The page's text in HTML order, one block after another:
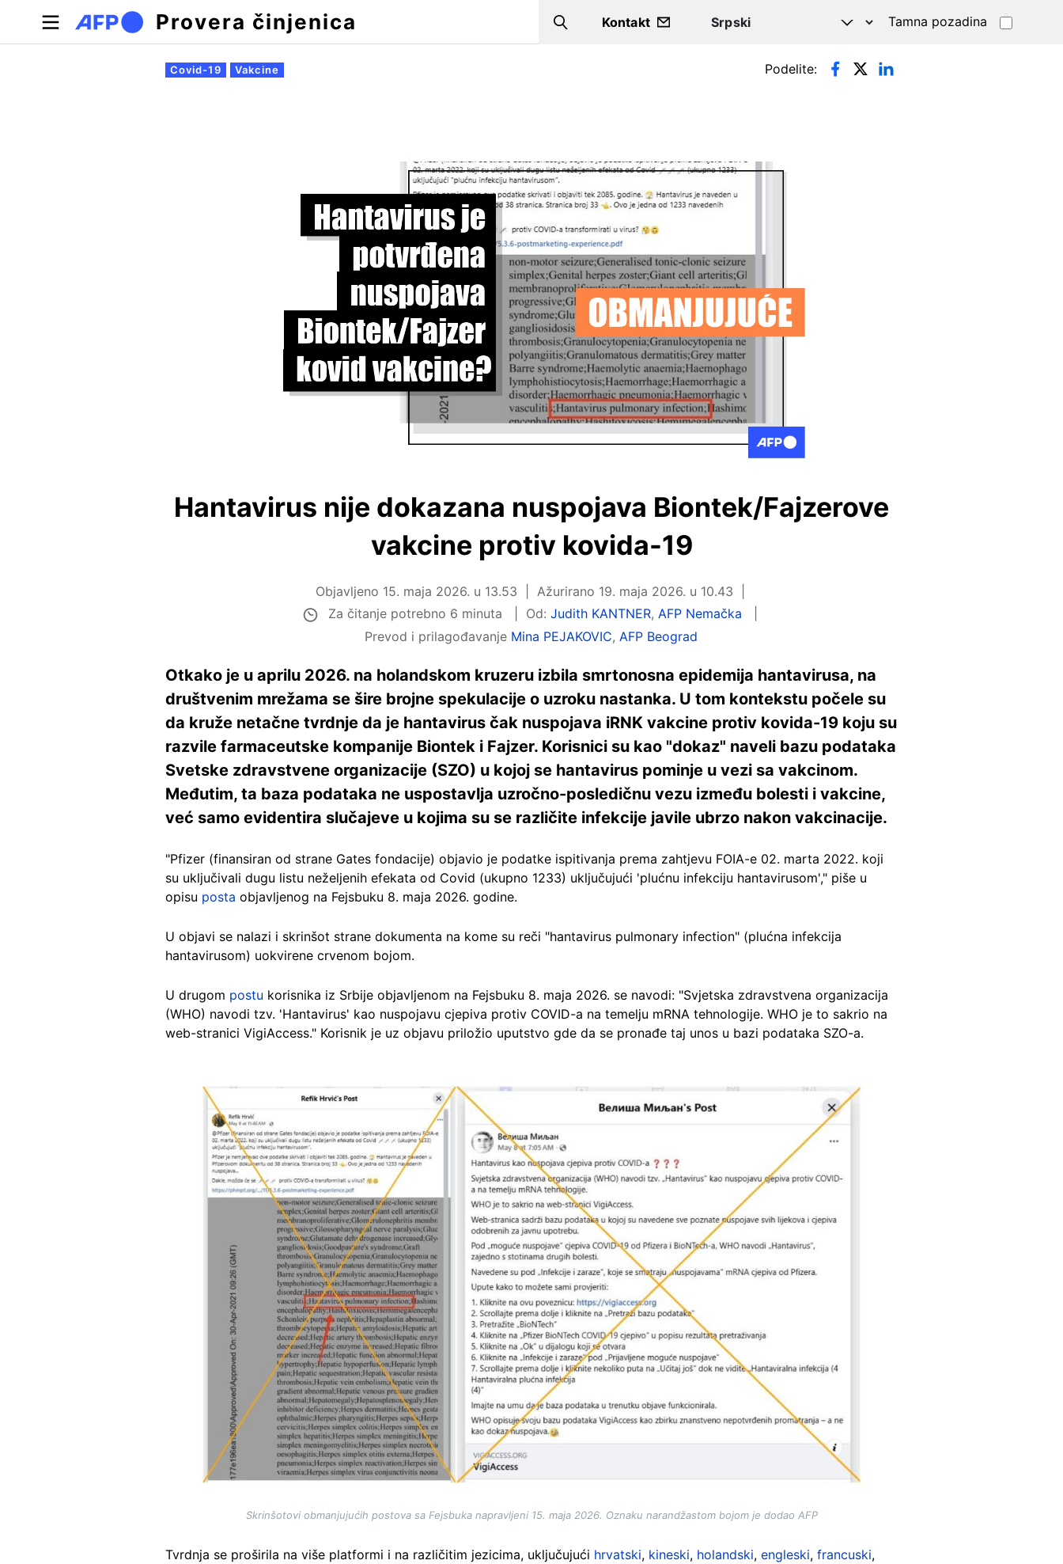
Skip to main content
Provera činjenica Search
Kontakt Tamna pozadina
Примарни табови
Covid-19 Vakcine Podelite:
Hantavirus nije dokazana nuspojava Biontek/Fajzerove
vakcine protiv kovida-19
Objavljeno 15. maja 2026. u 13.53 Ažurirano 19. maja 2026. u 10.43
Za čitanje potrebno 6 minuta
Od:Judith KANTNER,AFP Nemačka
Prevod i prilagođavanje Mina PEJAKOVIC, AFP Beograd
Otkako je u aprilu 2026. na holandskom kruzeru izbila smrtonosna epidemija hantavirusa, na
društvenim mrežama se šire brojne spekulacije o uzroku nastanka. U tom kontekstu počele su
da kruže netačne tvrdnje da je hantavirus čak nuspojava iRNK vakcine protiv kovida-19 koju su
razvile farmaceutske kompanije Biontek i Fajzer. Korisnici su kao "dokaz" naveli bazu podataka
Svetske zdravstvene organizacije (SZO) u kojoj se hantavirus pominje u vezi sa vakcinom.
Međutim, ta baza podataka ne uspostavlja uzročno-posledičnu vezu između bolesti i vakcine,
već samo evidentira slučajeve u kojima su se različite infekcije javile ubrzo nakon vakcinacije.
"Pfizer (finansiran od strane Gates fondacije) objavio je podatke ispitivanja prema zahtjevu FOIA-e 02. marta 2022. koji
su uključivali dugu listu neželjenih efekata od Covid (ukupno 1233) uključujući 'plućnu infekciju hantavirusom'," piše u
opisu posta objavljenog na Fejsbuku 8. maja 2026. godine.
U objavi se nalazi i skrinšot strane dokumenta na kome su reči "hantavirus pulmonary infection" (plućna infekcija
hantavirusom) uokvirene crvenom bojom.
U drugom postu korisnika iz Srbije objavljenom na Fejsbuku 8. maja 2026. se navodi: "Svjetska zdravstvena organizacija
(WHO) navodi tzv. 'Hantavirus' kao nuspojavu cjepiva protiv COVID-a na temelju mRNA tehnologije. WHO je to sakrio na
web-stranici VigiAccess." Korisnik je uz objavu priložio uputstvo gde da se pronađe taj unos u bazi podataka SZO-a.
Skrinšotovi obmanjujućih postova sa Fejsbuka napravljeni 15. maja 2026. Oznaku narandžastom bojom je dodao AFP
Tvrdnja se proširila na više platformi i na različitim jezicima, uključujući hrvatski, kineski, holandski, engleski, francuski,